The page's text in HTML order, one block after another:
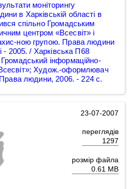
моніторингу
в Харківській області в
спільно Громадським
центром «Всесвіт» і
ною групою. Права людини
- 2005. / Харківська П68
інформаційно-
Худож.-оформлювач
людини, 2006. - 224 с.
23-07-2007
переглядів
1297
розмір файла
0.61 MB